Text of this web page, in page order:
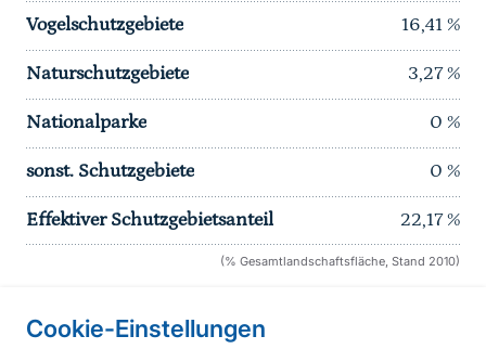
Cookie-Einstellungen
Vogelschutzgebiete 16,41 %
Naturschutzgebiete 3,27 %
Nationalparke 0 %
sonst. Schutzgebiete 0 %
Effektiver Schutzgebietsanteil 22,17 %
(% Gesamtlandschaftsfläche, Stand 2010)
Informationen zur Seite